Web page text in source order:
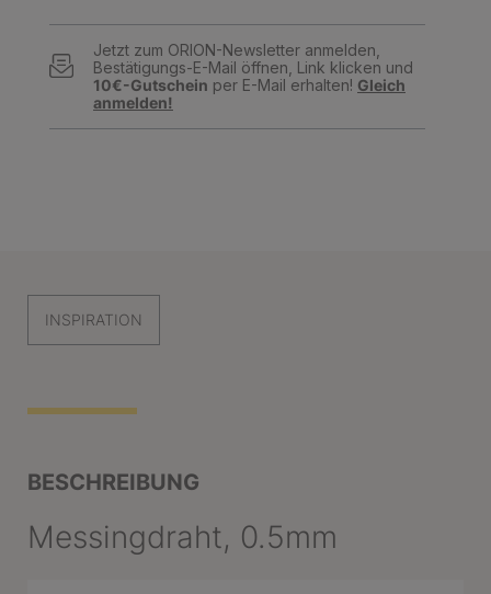
Jetzt zum ORION-Newsletter anmelden,
Bestätigungs-E-Mail öffnen, Link klicken und
10€-Gutschein per E-Mail erhalten! Gleich
anmelden!
INSPIRATION
BESCHREIBUNG
Messingdraht, 0.5mm